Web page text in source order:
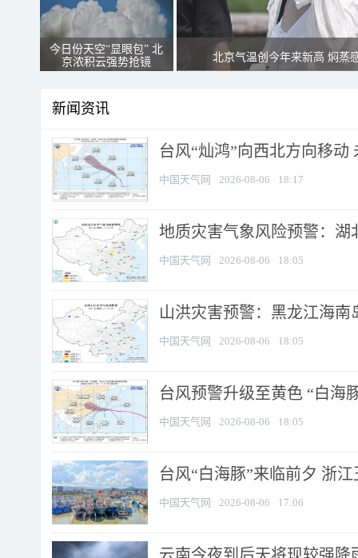
今日份天空“显眼包” 北
京浓积云强势抢镜
北京气温创今年来新高 焖蒸
新闻资讯
台风“灿鸿”向西北方向移动
中国天气网 2026-08-06 18:17
地质灾害气象风险预警：湖
中国天气网 2026-08-06 18:05
山洪灾害预警：黑龙江海
中国天气网 2026-08-06 18:05
台风预警升级至黄色 “白海
中国天气网 2026-08-06 18:05
台风“白海豚”来临前夕 浙
中国天气网 2026-08-06 17:06